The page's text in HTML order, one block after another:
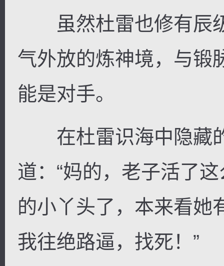
虽然杜雷也修有辰
气外放的炼神境，与锻
能是对手。
在杜雷识海中隐藏
道：“妈的，老子活了
的小丫头了，本来看
我往绝路逼，找死！”